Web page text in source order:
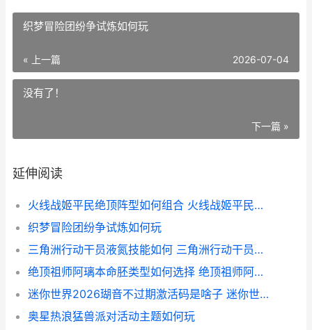
织梦冒险团纷争试炼如何玩
« 上一篇 2026-07-04
没有了！
下一篇 »
延伸阅读
火线战姬平民绝顶阵型如何组合 火线战姬平民绝招怎么用
织梦冒险团纷争试炼如何玩
三角洲行动干员液氮技能如何 三角洲行动干员蝶泳衣
绝顶祖师阿璃本命胚类型如何选择 绝顶祖师阿璃本名叫什么
迷你世界2026瑚音不过期激活码是啥子 迷你世界二零二
奥星热浪猛兽派对活动主题如何玩